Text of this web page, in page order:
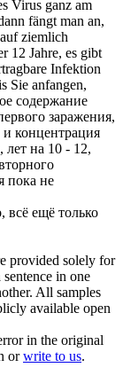
Virus ganz am
fängt man an,
ziemlich
12 Jahre, es gibt
Infektion
Sie anfangen,
содержание
заражения,
концентрация
лет на 10 - 12,
пока не
всё ещё только
provided solely for
in one
All samples
available open
in the original
orwrite to us.